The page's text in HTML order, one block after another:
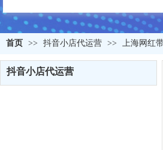
首页 >> 抖音小店代运营 >> 上海网红
抖音小店代运营